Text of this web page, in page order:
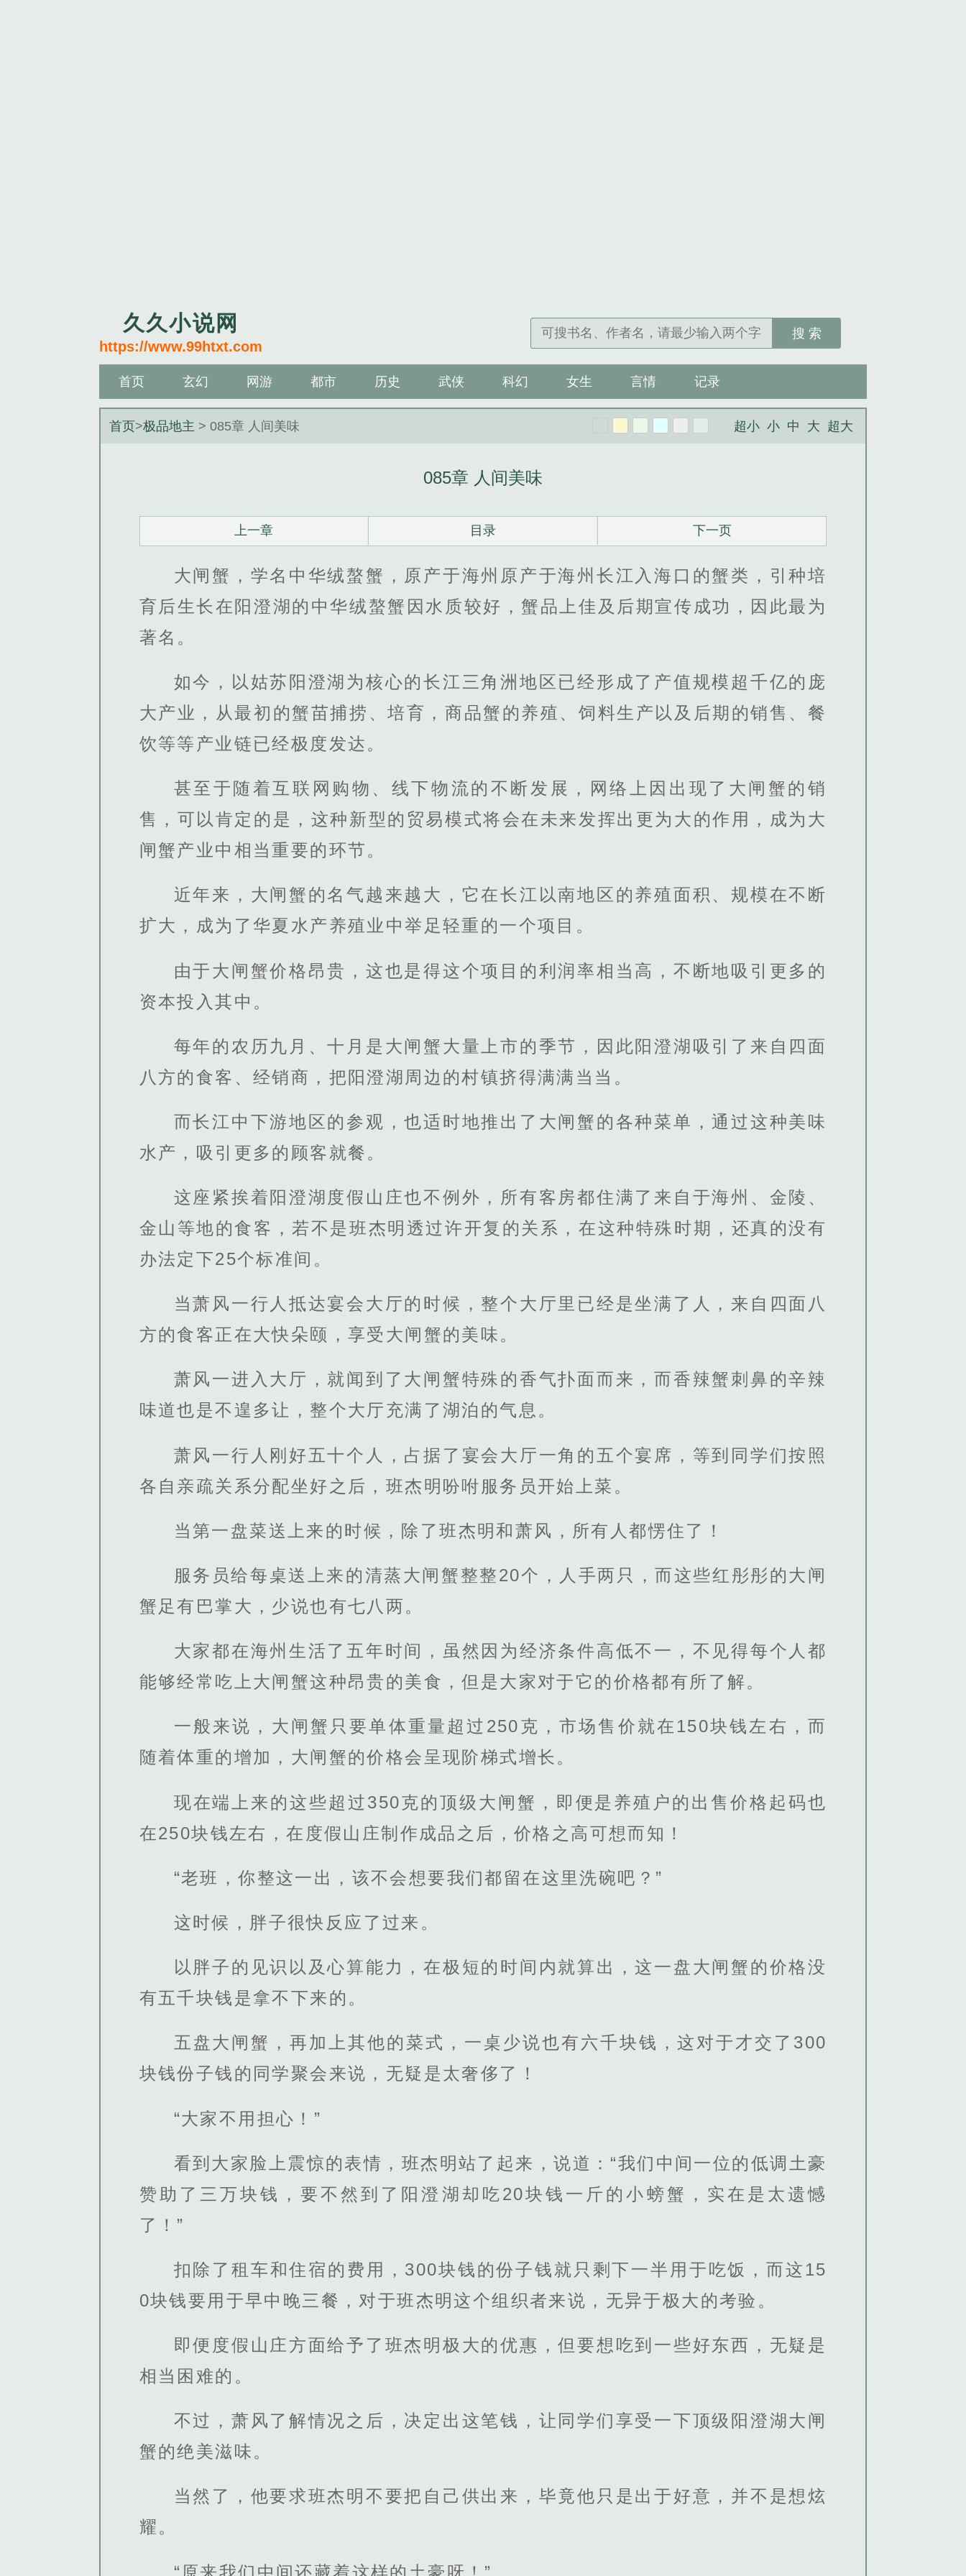
久久小说网
https://www.99htxt.com
搜 索
首页 玄幻 网游 都市 历史 武侠 科幻 女生 言情 记录
首页>极品地主 > 085章 人间美味 超小 小 中 大 超大
085章 人间美味
上一章 目录 下一页
大闸蟹，学名中华绒螯蟹，原产于海州原产于海州长江入海口的蟹类，引种培
育后生长在阳澄湖的中华绒螯蟹因水质较好，蟹品上佳及后期宣传成功，因此最为
著名。
如今，以姑苏阳澄湖为核心的长江三角洲地区已经形成了产值规模超千亿的庞
大产业，从最初的蟹苗捕捞、培育，商品蟹的养殖、饲料生产以及后期的销售、餐
饮等等产业链已经极度发达。
甚至于随着互联网购物、线下物流的不断发展，网络上因出现了大闸蟹的销
售，可以肯定的是，这种新型的贸易模式将会在未来发挥出更为大的作用，成为大
闸蟹产业中相当重要的环节。
近年来，大闸蟹的名气越来越大，它在长江以南地区的养殖面积、规模在不断
扩大，成为了华夏水产养殖业中举足轻重的一个项目。
由于大闸蟹价格昂贵，这也是得这个项目的利润率相当高，不断地吸引更多的
资本投入其中。
每年的农历九月、十月是大闸蟹大量上市的季节，因此阳澄湖吸引了来自四面
八方的食客、经销商，把阳澄湖周边的村镇挤得满满当当。
而长江中下游地区的参观，也适时地推出了大闸蟹的各种菜单，通过这种美味
水产，吸引更多的顾客就餐。
这座紧挨着阳澄湖度假山庄也不例外，所有客房都住满了来自于海州、金陵、
金山等地的食客，若不是班杰明透过许开复的关系，在这种特殊时期，还真的没有
办法定下25个标准间。
当萧风一行人抵达宴会大厅的时候，整个大厅里已经是坐满了人，来自四面八
方的食客正在大快朵颐，享受大闸蟹的美味。
萧风一进入大厅，就闻到了大闸蟹特殊的香气扑面而来，而香辣蟹刺鼻的辛辣
味道也是不遑多让，整个大厅充满了湖泊的气息。
萧风一行人刚好五十个人，占据了宴会大厅一角的五个宴席，等到同学们按照
各自亲疏关系分配坐好之后，班杰明吩咐服务员开始上菜。
当第一盘菜送上来的时候，除了班杰明和萧风，所有人都愣住了！
服务员给每桌送上来的清蒸大闸蟹整整20个，人手两只，而这些红彤彤的大闸
蟹足有巴掌大，少说也有七八两。
大家都在海州生活了五年时间，虽然因为经济条件高低不一，不见得每个人都
能够经常吃上大闸蟹这种昂贵的美食，但是大家对于它的价格都有所了解。
一般来说，大闸蟹只要单体重量超过250克，市场售价就在150块钱左右，而
随着体重的增加，大闸蟹的价格会呈现阶梯式增长。
现在端上来的这些超过350克的顶级大闸蟹，即便是养殖户的出售价格起码也
在250块钱左右，在度假山庄制作成品之后，价格之高可想而知！
“老班，你整这一出，该不会想要我们都留在这里洗碗吧？”
这时候，胖子很快反应了过来。
以胖子的见识以及心算能力，在极短的时间内就算出，这一盘大闸蟹的价格没
有五千块钱是拿不下来的。
五盘大闸蟹，再加上其他的菜式，一桌少说也有六千块钱，这对于才交了300
块钱份子钱的同学聚会来说，无疑是太奢侈了！
“大家不用担心！”
看到大家脸上震惊的表情，班杰明站了起来，说道：“我们中间一位的低调土豪
赞助了三万块钱，要不然到了阳澄湖却吃20块钱一斤的小螃蟹，实在是太遗憾
了！”
扣除了租车和住宿的费用，300块钱的份子钱就只剩下一半用于吃饭，而这15
0块钱要用于早中晚三餐，对于班杰明这个组织者来说，无异于极大的考验。
即便度假山庄方面给予了班杰明极大的优惠，但要想吃到一些好东西，无疑是
相当困难的。
不过，萧风了解情况之后，决定出这笔钱，让同学们享受一下顶级阳澄湖大闸
蟹的绝美滋味。
当然了，他要求班杰明不要把自己供出来，毕竟他只是出于好意，并不是想炫
耀。
“原来我们中间还藏着这样的土豪呀！”